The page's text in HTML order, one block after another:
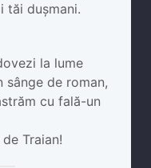
tăi dușmani.
la lume
sânge de roman,
cu fală-un
Traian!